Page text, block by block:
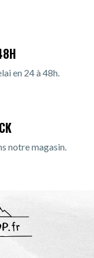
en 24 à 48h.
notre magasin.